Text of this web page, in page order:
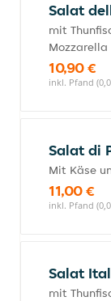
Salat
mit
Mozzarella
10,90 €
inkl. Pfand
Salat di
Mit Käse
11,00 €
inkl. Pfand
Salat
mit